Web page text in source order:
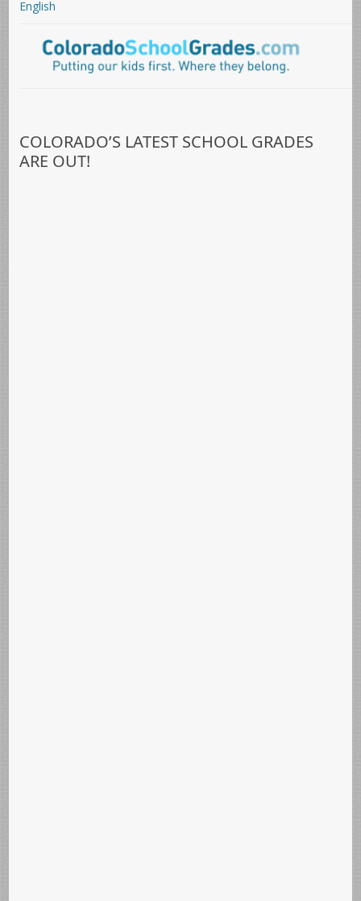
English
COLORADO’S LATEST SCHOOL GRADES
ARE OUT!